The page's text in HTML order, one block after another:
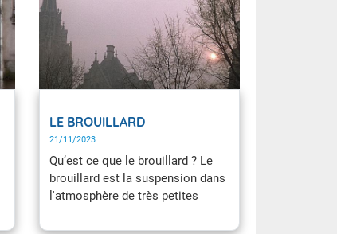
LE BROUILLARD
21/11/2023
Qu’est ce que le brouillard ? Le
brouillard est la suspension dans
l'atmosphère de très petites
visibilité au sol à moins d'un